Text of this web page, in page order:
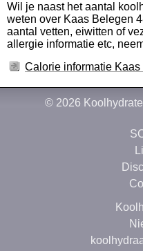
Wil je naast het aantal
weten over Kaas Belegen
aantal vetten, eiwitten of
allergie informatie etc,
Calorie informatie
© 2026